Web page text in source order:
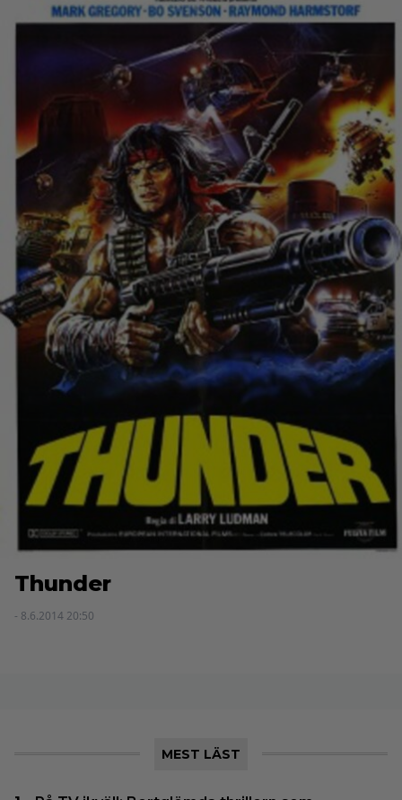
Thunder
- 8.6.2014 20:50
MEST LÄST